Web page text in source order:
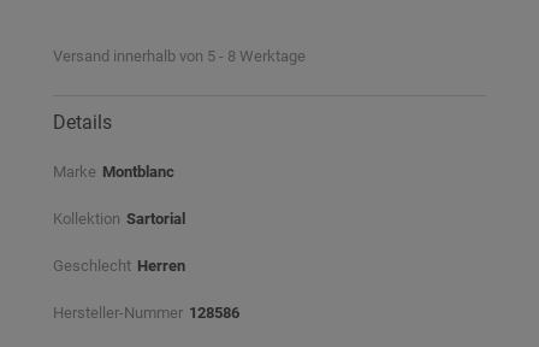
Versand innerhalb von 5 - 8 Werktage
Details
Marke Montblanc
Kollektion Sartorial
Geschlecht Herren
Hersteller-Nummer 128586